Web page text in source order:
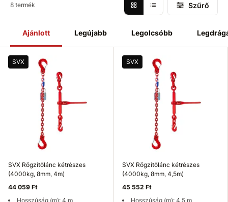
Ajánlott Legújabb Legolcsóbb
8 termék Szűrő
SVX
SVX Rögzítőlánc kétrészes
(4000kg, 8mm, 4m)
44 059 Ft
Hosszúság (m): 4 m
SVX
SVX Rögzítőlánc kétrészes
(4000kg, 8mm, 4,5m)
45 552 Ft
Hosszúság (m): 4,5 m